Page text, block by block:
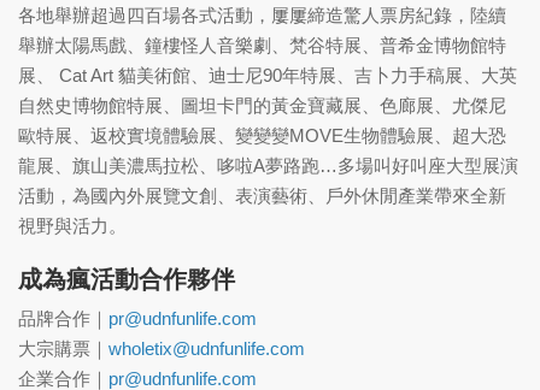
各地舉辦超過四百場各式活動，屢屢締造驚人票房紀錄，陸續
舉辦太陽馬戲、鐘樓怪人音樂劇、梵谷特展、普希金博物館特
展、 Cat Art 貓美術館、迪士尼90年特展、吉卜力手稿展、大英
自然史博物館特展、圖坦卡門的黃金寶藏展、色廊展、尤傑尼
歐特展、返校實境體驗展、變變變MOVE生物體驗展、超大恐
龍展、旗山美濃馬拉松、哆啦A夢路跑…多場叫好叫座大型展演
活動，為國內外展覽文創、表演藝術、戶外休閒產業帶來全新
視野與活力。
成為瘋活動合作夥伴
品牌合作｜ pr@udnfunlife.com
大宗購票｜ wholetix@udnfunlife.com
企業合作｜ pr@udnfunlife.com